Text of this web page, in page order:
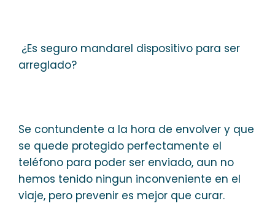
¿Es seguro mandarel dispositivo para ser
arreglado?
Se contundente a la hora de envolver y que
se quede protegido perfectamente el
teléfono para poder ser enviado, aun no
hemos tenido ningun inconveniente en el
viaje, pero prevenir es mejor que curar.